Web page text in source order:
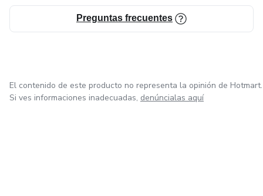
Preguntas frecuentes
El contenido de este producto no representa la opinión de Hotmart.
Si ves informaciones inadecuadas, denúncialas aquí